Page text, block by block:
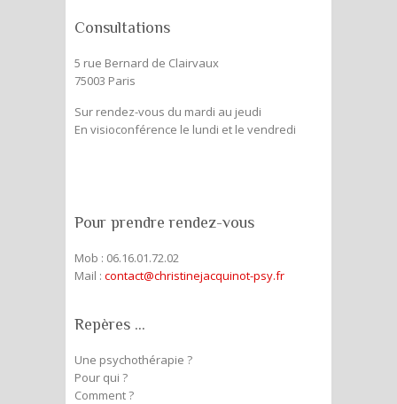
Consultations
5 rue Bernard de Clairvaux
75003 Paris
Sur rendez-vous du mardi au jeudi
En visioconférence le lundi et le vendredi
Pour prendre rendez-vous
Mob : 06.16.01.72.02
Mail : contact@christinejacquinot-psy.fr
Repères …
Une psychothérapie ?
Pour qui ?
Comment ?